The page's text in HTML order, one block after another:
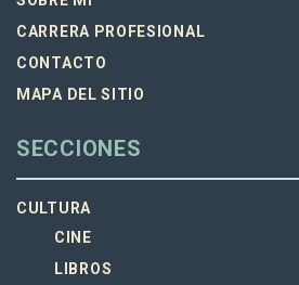
CARRERA PROFESIONAL
CONTACTO
MAPA DEL SITIO
SECCIONES
CULTURA
CINE
LIBROS